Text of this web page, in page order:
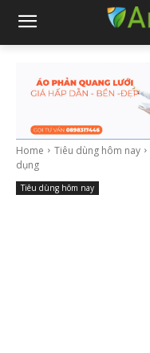
Home Tiêu dùng hôm nay
dụng
Tiêu dùng hôm nay